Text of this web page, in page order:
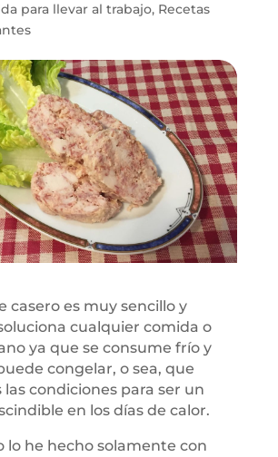
para llevar al trabajo, Recetas
casero es muy sencillo y
cualquier comida o
ya que se consume frío y
congelar, o sea, que
condiciones para ser un
en los días de calor.
lo he hecho solamente con